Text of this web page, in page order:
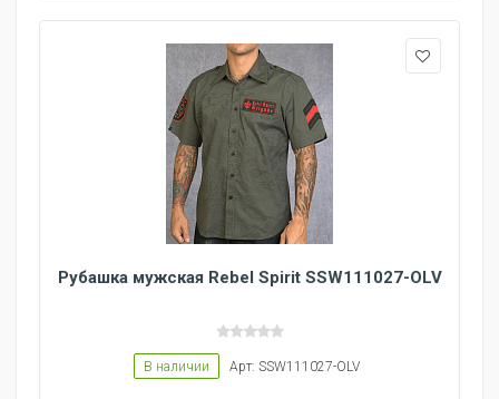
Рубашка мужская Rebel Spirit SSW111027-OLV
В наличии Арт: SSW111027-OLV